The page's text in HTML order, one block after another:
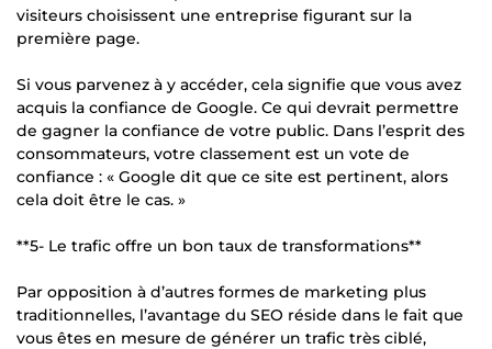
visiteurs choisissent une entreprise figurant sur la
première page.
Si vous parvenez à y accéder, cela signifie que vous avez
acquis la confiance de Google. Ce qui devrait permettre
de gagner la confiance de votre public. Dans l’esprit des
consommateurs, votre classement est un vote de
confiance : « Google dit que ce site est pertinent, alors
cela doit être le cas. »
**5- Le trafic offre un bon taux de transformations**
Par opposition à d’autres formes de marketing plus
traditionnelles, l’avantage du SEO réside dans le fait que
vous êtes en mesure de générer un trafic très ciblé,